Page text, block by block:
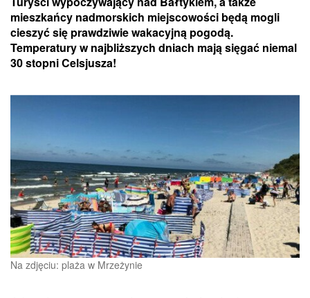
mieszkańcy nadmorskich miejscowości będą mogli
cieszyć się prawdziwie wakacyjną pogodą.
Temperatury w najbliższych dniach mają sięgać niemal
30 stopni Celsjusza!
Na zdjęciu: plaża w Mrzeżynie